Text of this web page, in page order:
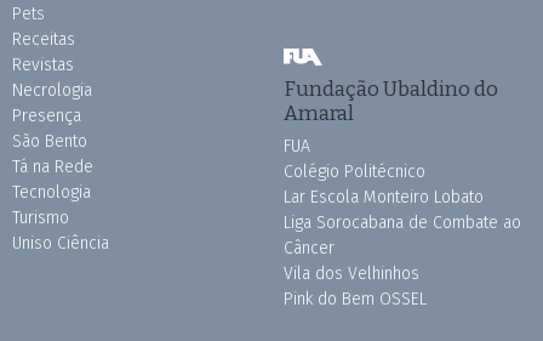
Pets
Receitas
Revistas
Necrologia
Presença
São Bento
Tá na Rede
Tecnologia
Turismo
Uniso Ciência
Fundação Ubaldino do
Amaral
FUA
Colégio Politécnico
Lar Escola Monteiro Lobato
Liga Sorocabana de Combate ao
Câncer
Vila dos Velhinhos
Pink do Bem OSSEL